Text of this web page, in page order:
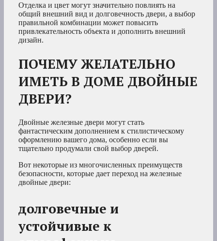
Отделка и цвет могут значительно повлиять на
общий внешний вид и долговечность двери, а выбор
правильной комбинации может повысить
привлекательность объекта и дополнить внешний
дизайн.
ПОЧЕМУ ЖЕЛАТЕЛЬНО
ИМЕТЬ В ДОМЕ ДВОЙНЫЕ
ДВЕРИ?
Двойные железные двери могут стать
фантастическим дополнением к стилистическому
оформлению вашего дома, особенно если вы
тщательно продумали свой выбор дверей.
Вот некоторые из многочисленных преимуществ
безопасности, которые дает переход на железные
двойные двери:
долговечные и
устойчивые к